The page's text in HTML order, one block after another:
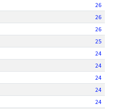
26
26
26
25
24
24
24
24
24